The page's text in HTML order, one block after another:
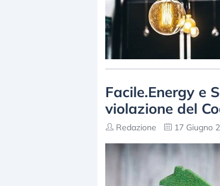
Facile.Energy e
violazione del
Redazione 17 Giugno